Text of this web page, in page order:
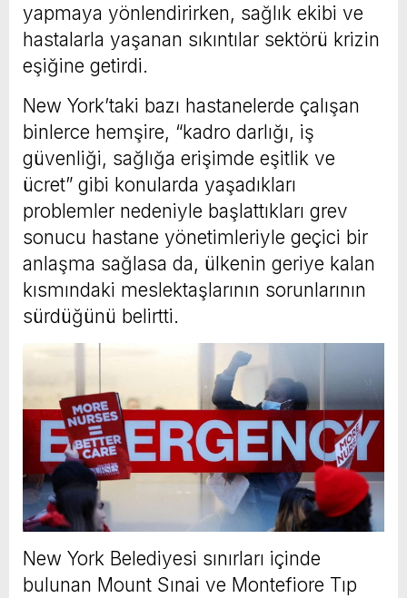
yapmaya yönlendirirken, sağlık ekibi ve
hastalarla yaşanan sıkıntılar sektörü krizin
eşiğine getirdi.
New York’taki bazı hastanelerde çalışan
binlerce hemşire, “kadro darlığı, iş
güvenliği, sağlığa erişimde eşitlik ve
ücret” gibi konularda yaşadıkları
problemler nedeniyle başlattıkları grev
sonucu hastane yönetimleriyle geçici bir
anlaşma sağlasa da, ülkenin geriye kalan
kısmındaki meslektaşlarının sorunlarının
sürdüğünü belirtti.
New York Belediyesi sınırları içinde
bulunan Mount Sınai ve Montefiore Tıp